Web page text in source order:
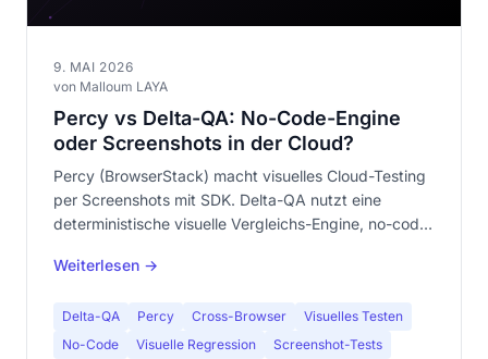
9. MAI 2026
von Malloum LAYA
Percy vs Delta-QA: No-Code-Engine
oder Screenshots in der Cloud?
Percy (BrowserStack) macht visuelles Cloud-Testing
per Screenshots mit SDK. Delta-QA nutzt eine
deterministische visuelle Vergleichs-Engine, no-code
lokal.
Weiterlesen →
Delta-QA Percy Cross-Browser
Visuelles Testen
No-Code
Visuelle Regression Screenshot-Tests